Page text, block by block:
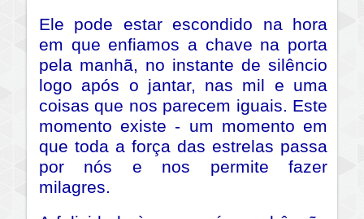
Ele pode estar escondido na hora
em que enfiamos a chave na porta
pela manhã, no instante de silêncio
logo após o jantar, nas mil e uma
coisas que nos parecem iguais. Este
momento existe - um momento em
que toda a força das estrelas passa
por nós e nos permite fazer
milagres.